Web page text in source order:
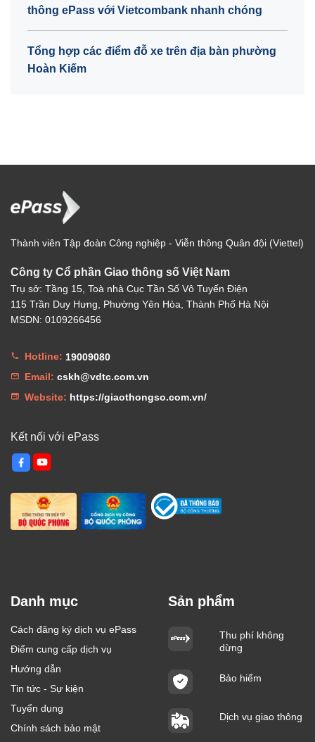
thông ePass với Vietcombank nhanh chóng
Tổng hợp các điểm đỗ xe trên địa bàn phường
Hoàn Kiếm
Thành viên Tập đoàn Công nghiệp - Viễn thông Quân đội (Viettel)
Công ty Cổ phần Giao thông số Việt Nam
Trụ sở: Tầng 15, Toà nhà Cục Tần Số Vô Tuyến Điện
115 Trần Duy Hưng, Phường Yên Hòa, Thành Phố Hà Nội
MSDN: 0109266456
Hotline: 19009080
Email: cskh@vdtc.com.vn
Website: https://giaothongso.com.vn/
Kết nối với ePass
Danh mục
Cách đăng ký dịch vụ ePass
Điểm cung cấp dịch vụ
Hướng dẫn
Tin tức - Sự kiện
Tuyển dụng
Chính sách bảo mật
Sản phẩm
Thu phí không
dừng
Bảo hiểm
Dịch vụ giao thông